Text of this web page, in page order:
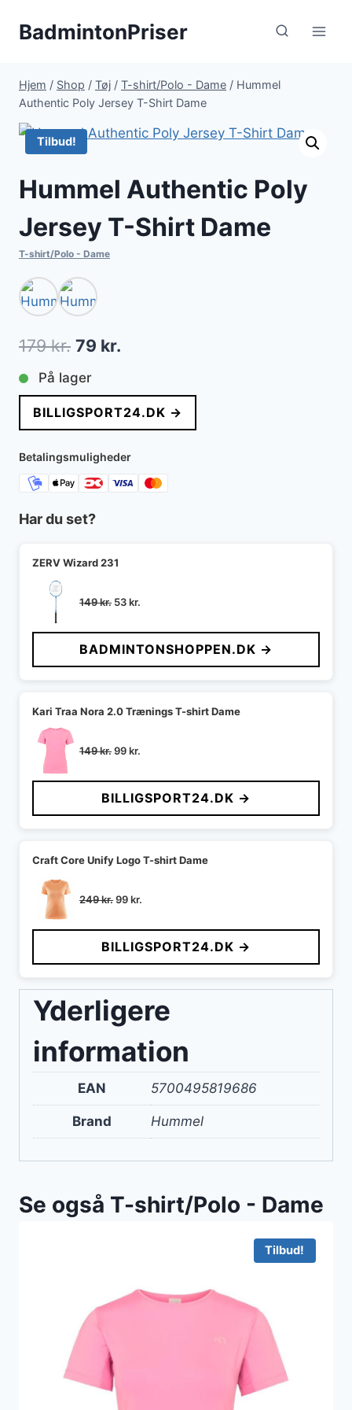
BadmintonPriser
Hjem / Shop / Tøj / T-shirt/Polo - Dame / Hummel
Authentic Poly Jersey T-Shirt Dame
Tilbud!
Hummel Authentic Poly
Jersey T-Shirt Dame
T-shirt/Polo - Dame
179kr. Den
oprindelige
pris
var:
179 kr..
79 kr.
pris
er:
79 kr..
På lager
BILLIGSPORT24.DK →
Betalingsmuligheder
Har du set?
ZERV Wizard 231
149kr. Den
pris
var:
149 kr..
53kr.
pris
er:
53 kr..
BADMINTONSHOPPEN.DK →
Kari Traa Nora 2.0 Trænings T-shirt Dame
149kr.Den
pris
var:
149 kr..
99kr.
pris
er:
99 kr..
BILLIGSPORT24.DK →
Craft Core Unify Logo T-shirt Dame
249kr.Den
pris
var:
249 kr..
99kr.
pris
er:
99 kr..
BILLIGSPORT24.DK →
Yderligere
information
EAN 5700495819686
Brand Hummel
Se også T-shirt/Polo - Dame
Tilbud!